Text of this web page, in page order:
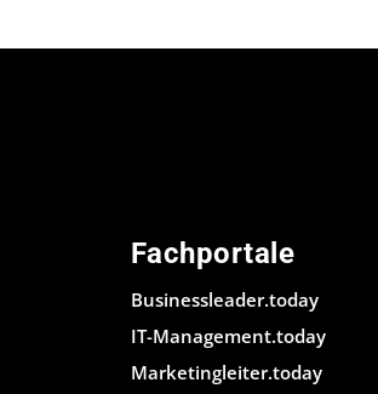
Fachportale
Businessleader.today
IT-Management.today
Marketingleiter.today